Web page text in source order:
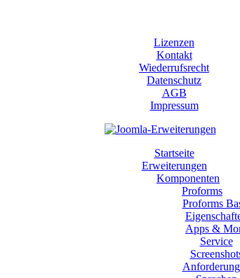
Lizenzen
Kontakt
Wiederrufsrecht
Datenschutz
AGB
Impressum
Startseite
Erweiterungen
Komponenten
Proforms
Proforms
Apps &
Service